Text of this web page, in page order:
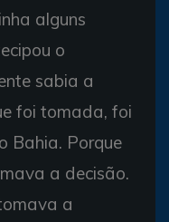
alguns
o
sabia a
foi tomada, foi
Bahia. Porque
a decisão.
a